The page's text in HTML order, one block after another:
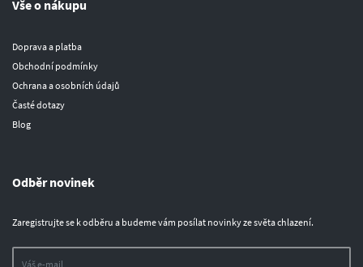
Vše o nákupu
Doprava a platba
Obchodní podmínky
Ochrana a osobních údajů
Časté dotazy
Blog
Odběr novinek
Zaregistrujte se k odběru a budeme vám posílat novinky ze světa chlazení.